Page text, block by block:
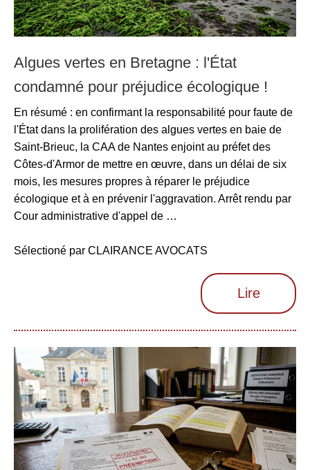
Algues vertes en Bretagne : l'État
condamné pour préjudice écologique !
En résumé : en confirmant la responsabilité pour faute de
l'État dans la prolifération des algues vertes en baie de
Saint-Brieuc, la CAA de Nantes enjoint au préfet des
Côtes-d'Armor de mettre en œuvre, dans un délai de six
mois, les mesures propres à réparer le préjudice
écologique et à en prévenir l'aggravation. Arrêt rendu par
Cour administrative d'appel de …
Sélectioné par CLAIRANCE AVOCATS
Lire